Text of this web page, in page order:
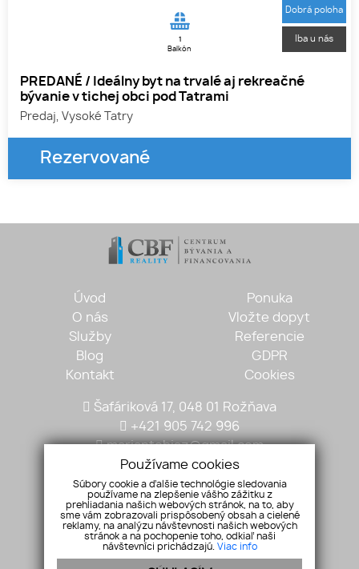
1
Balkón
PREDANÉ / Ideálny byt na trvalé aj rekreačné
bývanie v tichej obci pod Tatrami
Predaj, Vysoké Tatry
Rezervované
Dobrá poloha
Iba u nás
Úvod
O nás
Služby
Blog
Kontakt
Ponuka
Vložte dopyt
Referencie
GDPR
Cookies
Šafáriková 17, 048 01 Rožňava
+421 905 742 996
mariantobisz@gmail.com
Používame cookies
Súbory cookie a ďalšie technológie sledovania
používame na zlepšenie vášho zážitku z
prehliadania našich webových stránok, na to, aby
sme vám zobrazovali prispôsobený obsah a cielené
reklamy, na analýzu návštevnosti našich webových
stránok a na pochopenie toho, odkiaľ naši
návštevníci prichádzajú. Viac info